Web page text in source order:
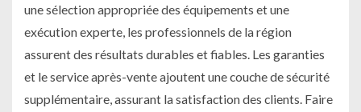
une sélection appropriée des équipements et une
exécution experte, les professionnels de la région
assurent des résultats durables et fiables. Les garanties
et le service après-vente ajoutent une couche de sécurité
supplémentaire, assurant la satisfaction des clients. Faire